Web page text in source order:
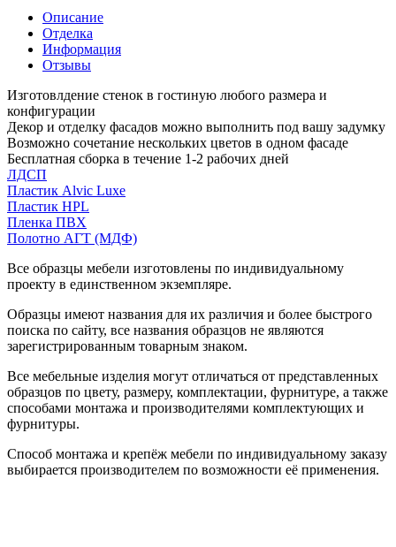
Описание
Отделка
Информация
Отзывы
Изготовлдение стенок в гостиную любого размера и
конфигурации
Декор и отделку фасадов можно выполнить под вашу задумку
Возможно сочетание нескольких цветов в одном фасаде
Бесплатная сборка в течение 1-2 рабочих дней
ЛДСП
Пластик Alvic Luxe
Пластик HPL
Пленка ПВХ
Полотно АГТ (МДФ)
Все образцы мебели изготовлены по индивидуальному
проекту в единственном экземпляре.
Образцы имеют названия для их различия и более быстрого
поиска по сайту, все названия образцов не являются
зарегистрированным товарным знаком.
Все мебельные изделия могут отличаться от представленных
образцов по цвету, размеру, комплектации, фурнитуре, а также
способами монтажа и производителями комплектующих и
фурнитуры.
Способ монтажа и крепёж мебели по индивидуальному заказу
выбирается производителем по возможности её применения.